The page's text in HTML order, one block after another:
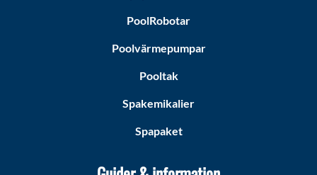
PoolRobotar
Poolvärmepumpar
Pooltak
Spakemikalier
Spapaket